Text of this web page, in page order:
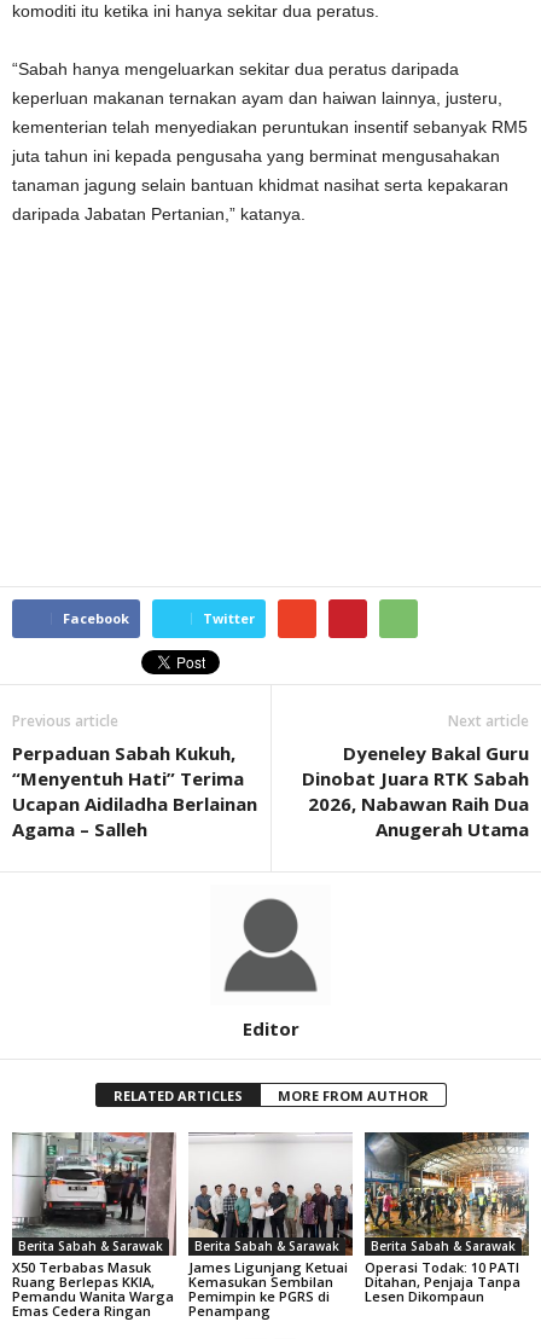
komoditi itu ketika ini hanya sekitar dua peratus.
“Sabah hanya mengeluarkan sekitar dua peratus daripada
keperluan makanan ternakan ayam dan haiwan lainnya, justeru,
kementerian telah menyediakan peruntukan insentif sebanyak RM5
juta tahun ini kepada pengusaha yang berminat mengusahakan
tanaman jagung selain bantuan khidmat nasihat serta kepakaran
daripada Jabatan Pertanian,” katanya.
Facebook Twitter
Previous article
Perpaduan Sabah Kukuh,
“Menyentuh Hati” Terima
Ucapan Aidiladha Berlainan
Agama – Salleh
Next article
Dyeneley Bakal Guru
Dinobat Juara RTK Sabah
2026, Nabawan Raih Dua
Anugerah Utama
Editor
RELATED ARTICLES MORE FROM AUTHOR
Berita Sabah & Sarawak
X50 Terbabas Masuk
Ruang Berlepas KKIA,
Pemandu Wanita Warga
Emas Cedera Ringan
Berita Sabah & Sarawak
James Ligunjang Ketuai
Kemasukan Sembilan
Pemimpin ke PGRS di
Penampang
Berita Sabah & Sarawak
Operasi Todak: 10 PATI
Ditahan, Penjaja Tanpa
Lesen Dikompaun